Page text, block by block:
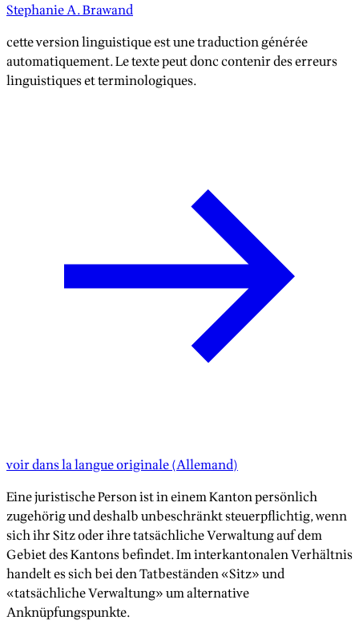
Stephanie A. Brawand
cette version linguistique est une traduction générée
automatiquement. Le texte peut donc contenir des erreurs
linguistiques et terminologiques.
voir dans la langue originale(Allemand)
Eine juristische Person ist in einem Kanton persönlich
zugehörig und deshalb unbeschränkt steuerpflichtig, wenn
sich ihr Sitz oder ihre tatsächliche Verwaltung auf dem
Gebiet des Kantons befindet. Im interkantonalen Verhältnis
handelt es sich bei den Tatbeständen «Sitz» und
«tatsächliche Verwaltung» um alternative
Anknüpfungspunkte.